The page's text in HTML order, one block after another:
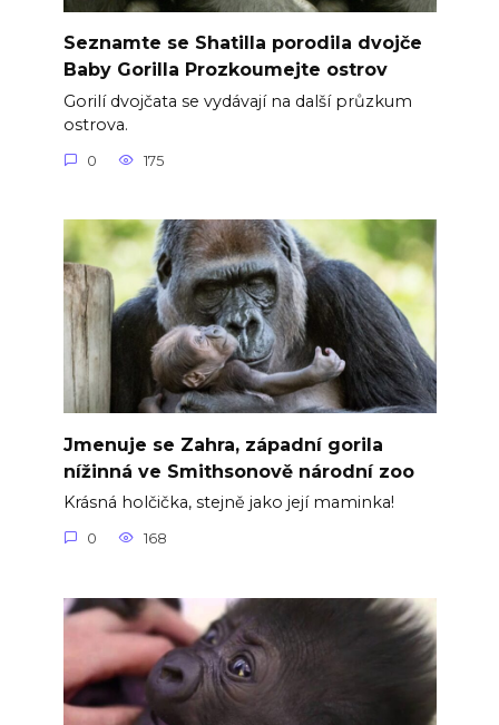
Seznamte se Shatilla porodila dvojče
Baby Gorilla Prozkoumejte ostrov
Gorilí dvojčata se vydávají na další průzkum
ostrova.
0 175
Jmenuje se Zahra, západní gorila
nížinná ve Smithsonově národní zoo
Krásná holčička, stejně jako její maminka!
0 168